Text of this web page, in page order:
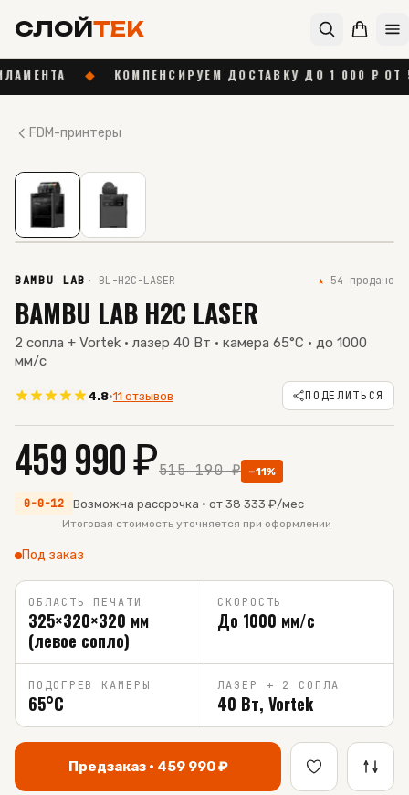
СЛОЙТЕК
◆ КОМПЕНСИРУЕМ ДОСТАВКУ ДО 1 000 ₽ ОТ 55 000 ₽
FDM-принтеры
BAMBU LAB · BL-H2C-LASER ★ 54 продано
BAMBU LAB H2C LASER
2 сопла + Vortek · лазер 40 Вт · камера 65°C · до 1000
мм/с
4.8·11 отзывов ПОДЕЛИТЬСЯ
459 990₽515 190₽ −11%
0-0-12 Возможна рассрочка · от 38 333 ₽/мес
Итоговая стоимость уточняется при оформлении
Под заказ
ОБЛАСТЬ ПЕЧАТИ
325×320×320 мм
(левое сопло)
СКОРОСТЬ
До 1000 мм/с
ПОДОГРЕВ КАМЕРЫ
65°C
ЛАЗЕР + 2 СОПЛА
40 Вт, Vortek
Предзаказ · 459 990₽